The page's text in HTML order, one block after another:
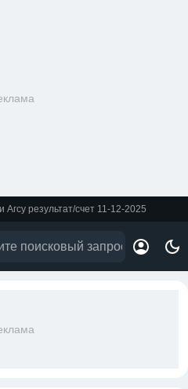
результат/счет 11-12-2025